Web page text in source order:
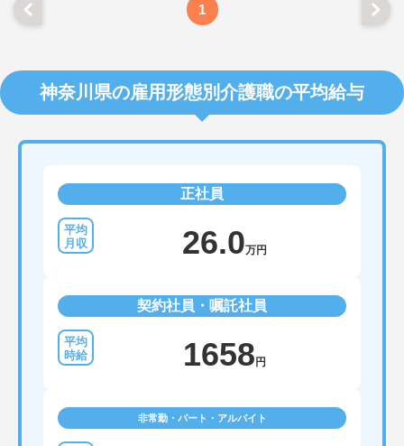
1
神奈川県の雇用形態別介護職の平均給与
正社員
26.0万円
契約社員・嘱託社員
1658円
非常勤・パート・アルバイト